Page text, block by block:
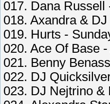
017. Dana
018. Axandra &
019. Hurts -
020. Ace Of Base
021. Benny
022. DJ
023. DJ Nejtrino